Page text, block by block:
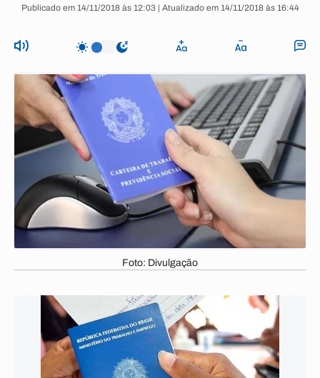
Publicado em 14/11/2018 às 12:03 | Atualizado em 14/11/2018 às 16:44
Foto: Divulgação